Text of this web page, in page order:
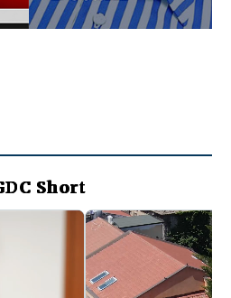
Short